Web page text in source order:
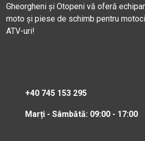
Gheorgheni și Otopeni vă oferă
moto și piese de schimb pentru
ATV-uri!
+40 745 153 295
Marți - Sâmbătă: 09:00 - 17:00